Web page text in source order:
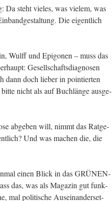
Da steht vie­les, was vie­lem, was
Die eigent­lich
Wulff und Epi­go­nen – muss das
Gesell­schafts­dia­gno­sen
dann doch lie­ber in poin­tier­ten
nicht als auf Buch­län­ge aus­ge­
abge­ben will, nimmt das Rat­ge­
Und was machen die, die
einen Blick in das GRÜ­NEN-
das, was als Maga­zin gut funk­
mal poli­ti­sche Aus­ein­an­der­set­